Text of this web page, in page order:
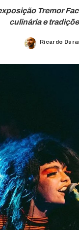
Tremor
culinária e
Posted
Ricardo